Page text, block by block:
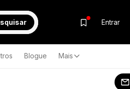
Entrar
Blogue Mais